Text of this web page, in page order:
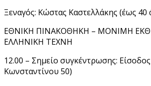
Ξεναγός: Κώστας Καστελλάκης (έως 40
ΕΘΝΙΚΗ ΠΙΝΑΚΟΘΗΚΗ – ΜΟΝΙΜΗ
ΕΛΛΗΝΙΚΗ ΤΕΧΝΗ
12.00 – Σημείο συγκέντρωσης:
Κωνσταντίνου 50)